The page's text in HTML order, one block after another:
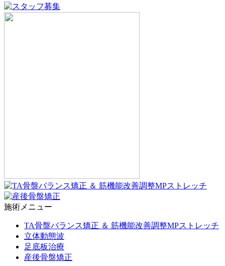
施術メニュー
TA骨盤バランス矯正 ＆ 筋機能改善調整MPストレッチ
立体動態波
足底板治療
産後骨盤矯正